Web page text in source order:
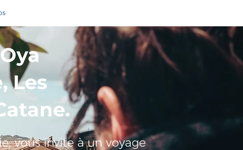
Les
vous invite à un voyage